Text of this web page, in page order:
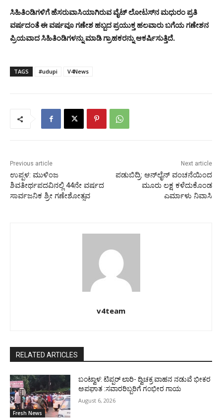
ಸಿಹಿತಿಂಡಿಗಳಿಗೆ ಹೆಸರುವಾಸಿಯಾಗಿರುವ ವೈಟ್ ಲೋಟಸ್‌ನ ಮಧುರಂ ಪ್ರತಿ
ವರ್ಷದಂತೆ ಈ ವರ್ಷವೂ ಗಣೇಶ ಹಬ್ಬದ ಪ್ರಯುಕ್ತ ಹಲವಾರು ಬಗೆಯ ಗಣೇಶನ
ಪ್ರಿಯವಾದ ಸಿಹಿತಿಂಡಿಗಳನ್ನು ಮಾಡಿ ಗ್ರಾಹಕರನ್ನು ಆಕರ್ಷಿಸುತ್ತಿದೆ.
TAGS #udupi V4News
Previous article
ಉಪ್ಪಳ: ಮುಳಿಂಜ
ಶಿವತೀರ್ಥಪದವಿನಲ್ಲಿ 44ನೇ ವರ್ಷದ
ಸಾರ್ವಜನಿಕ ಶ್ರೀ ಗಣೇಶೋತ್ಸವ
Next article
ಪಡುಬಿದ್ರಿ: ಆನ್‍ಲೈನ್ ವಂಚನೆಯಿಂದ
ಮೂರು ಲಕ್ಷ ಕಳೆದುಕೊಂಡ
ಎರ್ಮಾಳು ನಿವಾಸಿ
v4team
RELATED ARTICLES
Fresh News
ಬಂಟ್ವಾಳ: ಟಿಪ್ಪರ್ ಲಾರಿ- ದ್ವಿಚಕ್ರ ವಾಹನ ನಡುವೆ ಭೀಕರ
ಅಪಘಾತ :ಸವಾರರಿಬ್ಬರಿಗೆ ಗಂಭೀರ ಗಾಯ
August 6, 2026